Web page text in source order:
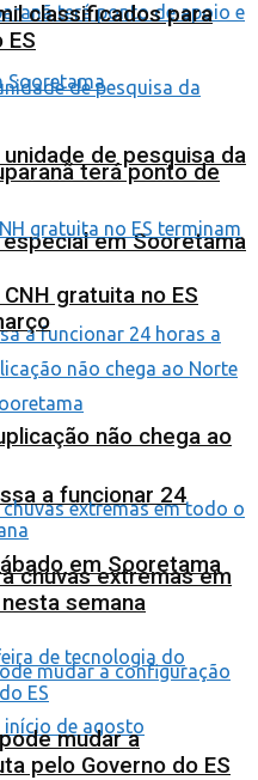
terá ponto de
em Sooretama
a funcionar 24
em Sooretama
classificados para
ES
de pesquisa da
gratuita no ES
não chega ao
chuvas extremas em
semana
mudar a
pelo Governo do ES